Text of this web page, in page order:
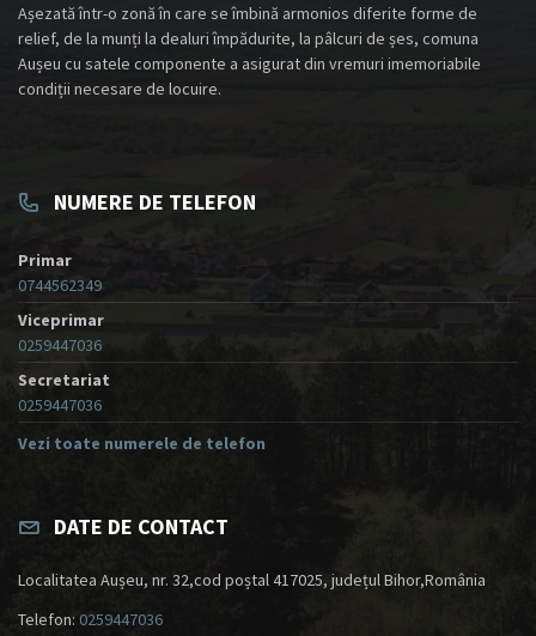
Așezată într-o zonă în care se îmbină armonios diferite forme de
relief, de la munți la dealuri împădurite, la pâlcuri de șes, comuna
Aușeu cu satele componente a asigurat din vremuri imemoriabile
condiții necesare de locuire.
NUMERE DE TELEFON
Primar
0744562349
Viceprimar
0259447036
Secretariat
0259447036
Vezi toate numerele de telefon
DATE DE CONTACT
Localitatea Aușeu, nr. 32,cod poștal 417025, județul Bihor,România
Telefon: 0259447036